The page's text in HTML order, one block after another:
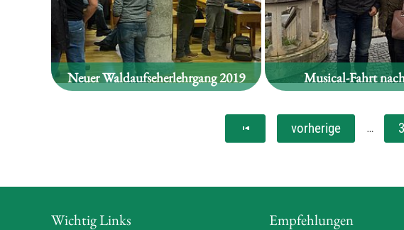
Neuer Waldaufseherlehrgang 2019 Musical-Fahrt
vorherige … 3
Wichtig Links Empfehlungen